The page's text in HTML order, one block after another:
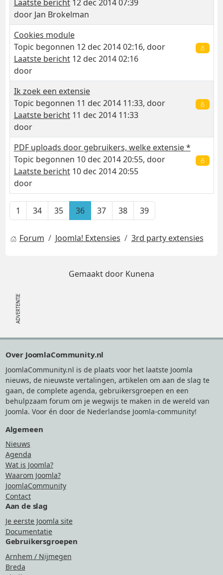
Laatste bericht12 dec 2014 07:39
door Jan Brokelman
Cookies module
Topic begonnen 12 dec 2014 02:16, door
Laatste bericht12 dec 2014 02:16
door
Ik zoek een extensie
Topic begonnen 11 dec 2014 11:33, door
Laatste bericht11 dec 2014 11:33
door
PDF uploads door gebruikers, welke extensie *
Topic begonnen 10 dec 2014 20:55, door
Laatste bericht10 dec 2014 20:55
door
1 34 35 36 37 38 39
Forum Joomla! Extensies 3rd party extensies
Gemaakt door Kunena
Over JoomlaCommunity.nl
JoomlaCommunity.nl is de plaats voor het laatste Joomla
nieuws, de nieuwste vertalingen, artikelen om aan de slag te
gaan, de complete agenda, gebruikersgroepen en een
behulpzaam forum om je wegwijs te maken in de wereld van
Joomla. Voor én door de Nederlandse Joomla-community!
Algemeen
Nieuws
Agenda
Wat is Joomla?
Waarom Joomla?
JoomlaCommunity
Contact
Aan de slag
Je eerste Joomla site
Documentatie
Gebruikersgroepen
Arnhem / Nijmegen
Breda